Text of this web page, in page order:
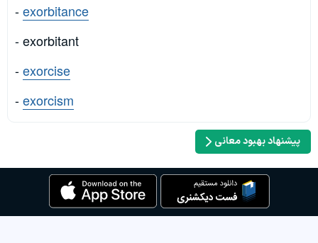
-exorbitance
- exorbitant
-exorcise
-exorcism
پیشنهاد بهبود معانی